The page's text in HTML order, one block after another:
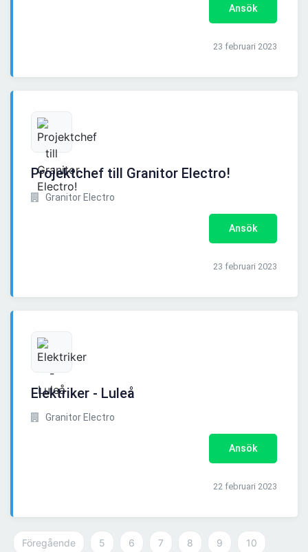
Ansök
23 februari 2023
Projektchef till Granitor Electro!
Granitor Electro
Ansök
23 februari 2023
Elektriker - Luleå
Granitor Electro
Ansök
22 februari 2023
Föregående 5 6 7 8 9 10